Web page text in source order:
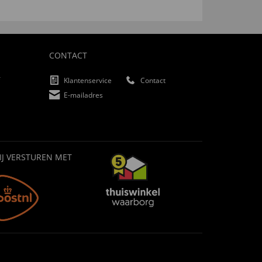
CONTACT
Klantenservice
Contact
E-mailadres
VERSTUREN MET